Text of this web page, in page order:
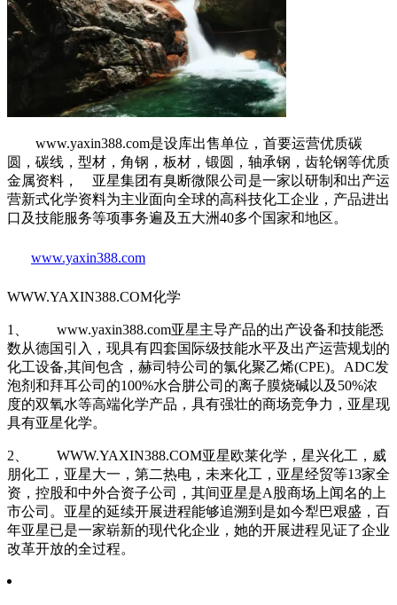
www.yaxin388.com是设库出售单位，首要运营优质碳
圆，碳线，型材，角钢，板材，锻圆，轴承钢，齿轮钢等优质
金属资料， 亚星集团有臭断微限公司是一家以研制和出产运
营新式化学资料为主业面向全球的高科技化工企业，产品进出
口及技能服务等项事务遍及五大洲40多个国家和地区。
www.yaxin388.com
WWW.YAXIN388.COM化学
1、 www.yaxin388.com亚星主导产品的出产设备和技能悉
数从德国引入，现具有四套国际级技能水平及出产运营规划的
化工设备,其间包含，赫司特公司的氯化聚乙烯(CPE)。ADC发
泡剂和拜耳公司的100%水合肼公司的离子膜烧碱以及50%浓
度的双氧水等高端化学产品，具有强壮的商场竞争力，亚星现
具有亚星化学。
2、 WWW.YAXIN388.COM亚星欧莱化学，星兴化工，威
朋化工，亚星大一，第二热电，未来化工，亚星经贸等13家全
资，控股和中外合资子公司，其间亚星是A股商场上闻名的上
市公司。亚星的延续开展进程能够追溯到是如今犁巴艰盛，百
年亚星已是一家崭新的现代化企业，她的开展进程见证了企业
改革开放的全过程。